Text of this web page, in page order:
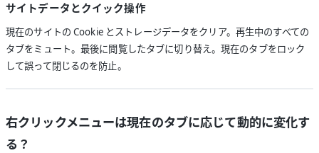
サイトデータとクイック操作
現在のサイトの Cookie とストレージデータをクリア。再生中のすべての
タブをミュート。最後に閲覧したタブに切り替え。現在のタブをロック
して誤って閉じるのを防止。
右クリックメニューは現在のタブに応じて動的に変化す
る？